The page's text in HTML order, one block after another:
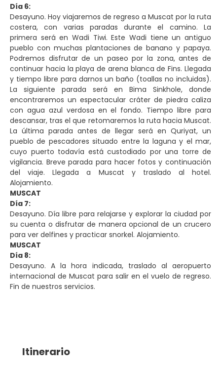
Día 6:
Desayuno. Hoy viajaremos de regreso a Muscat por la ruta
costera, con varias paradas durante el camino. La
primera será en Wadi Tiwi. Este Wadi tiene un antiguo
pueblo con muchas plantaciones de banano y papaya.
Podremos disfrutar de un paseo por la zona, antes de
continuar hacia la playa de arena blanca de Fins. Llegada
y tiempo libre para darnos un baño (toallas no incluidas).
La siguiente parada será en Bima Sinkhole, donde
encontraremos un espectacular cráter de piedra caliza
con agua azul verdosa en el fondo. Tiempo libre para
descansar, tras el que retomaremos la ruta hacia Muscat.
La última parada antes de llegar será en Quriyat, un
pueblo de pescadores situado entre la laguna y el mar,
cuyo puerto todavía está custodiado por una torre de
vigilancia. Breve parada para hacer fotos y continuación
del viaje. Llegada a Muscat y traslado al hotel.
Alojamiento.
MUSCAT
Día 7:
Desayuno. Día libre para relajarse y explorar la ciudad por
su cuenta o disfrutar de manera opcional de un crucero
para ver delfines y practicar snorkel. Alojamiento.
MUSCAT
Día 8:
Desayuno. A la hora indicada, traslado al aeropuerto
internacional de Muscat para salir en el vuelo de regreso.
Fin de nuestros servicios.
Itinerario